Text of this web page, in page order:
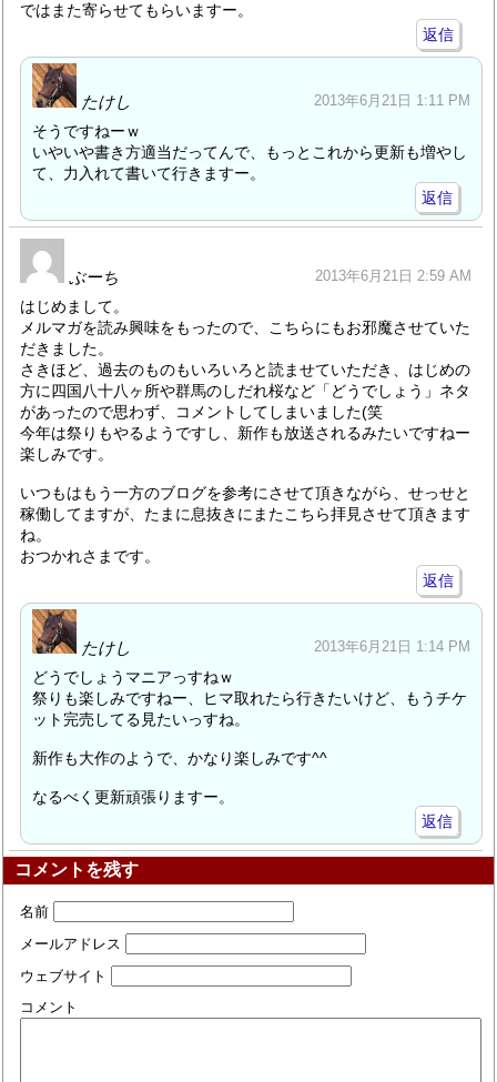
ではまた寄らせてもらいますー。
返信
たけし 2013年6月21日 1:11 PM
そうですねーｗ
いやいや書き方適当だってんで、もっとこれから更新も増やし
て、力入れて書いて行きますー。
返信
ぶーち 2013年6月21日 2:59 AM
はじめまして。
メルマガを読み興味をもったので、こちらにもお邪魔させていた
だきました。
さきほど、過去のものもいろいろと読ませていただき、はじめの
方に四国八十八ヶ所や群馬のしだれ桜など「どうでしょう」ネタ
があったので思わず、コメントしてしまいました(笑
今年は祭りもやるようですし、新作も放送されるみたいですねー
楽しみです。
いつもはもう一方のブログを参考にさせて頂きながら、せっせと
稼働してますが、たまに息抜きにまたこちら拝見させて頂きます
ね。
おつかれさまです。
返信
たけし 2013年6月21日 1:14 PM
どうでしょうマニアっすねｗ
祭りも楽しみですねー、ヒマ取れたら行きたいけど、もうチケ
ット完売してる見たいっすね。
新作も大作のようで、かなり楽しみです^^
なるべく更新頑張りますー。
返信
コメントを残す
名前
メールアドレス
ウェブサイト
コメント